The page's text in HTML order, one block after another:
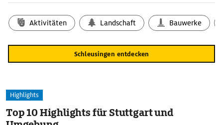
Aktivitäten Landschaft Bauwerke
Schleusingen entdecken
Highlights
Top 10 Highlights für Stuttgart und